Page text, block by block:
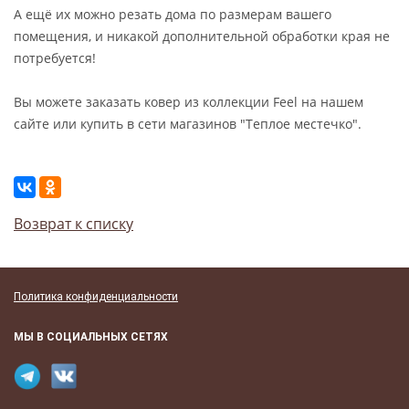
А ещё их можно резать дома по размерам вашего
помещения, и никакой дополнительной обработки края не
потребуется!
Вы можете заказать ковер из коллекции Feel на нашем
сайте или купить в сети магазинов "Теплое местечко".
Возврат к списку
Политика конфиденциальности
МЫ В СОЦИАЛЬНЫХ СЕТЯХ